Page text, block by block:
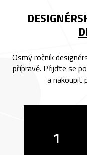
Osmý ročník
přípravě. Přijďte se
a nakoupit
1